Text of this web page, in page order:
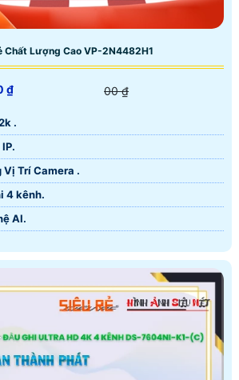
Chất Lượng Cao VP-2N4482H1
₫ 00 ₫
.
IP.
Vị Trí Camera .
4 kênh.
AI.